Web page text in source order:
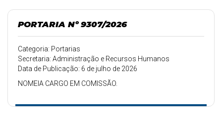
PORTARIA Nº 9307/2026
Categoria: Portarias
Secretaria: Administração e Recursos Humanos
Data de Publicação: 6 de julho de 2026
NOMEIA CARGO EM COMISSÃO.